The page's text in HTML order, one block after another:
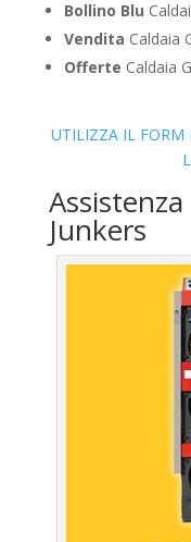
Bollino Blu
Vendita Caldaia
Offerte Caldaia
UTILIZZA IL FORM
Junkers